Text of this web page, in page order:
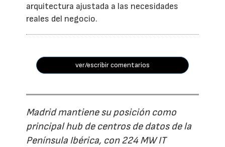
arquitectura ajustada a las necesidades
reales del negocio.
ver/escribir comentarios
Madrid mantiene su posición como
principal hub de centros de datos de la
Península Ibérica, con 224 MW IT